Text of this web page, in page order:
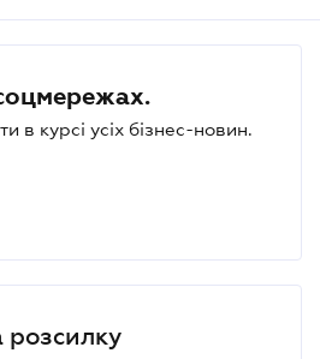
в курсі усіх бізнес-новин.
розсилку